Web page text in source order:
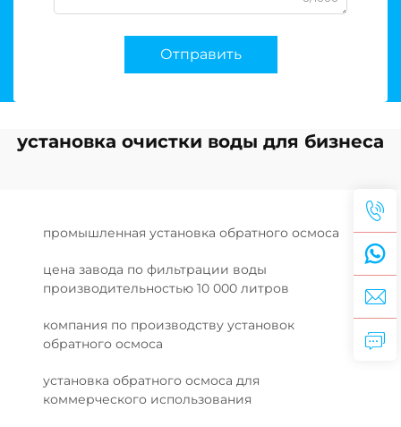
Отправить
установка очистки воды для бизнеса
промышленная установка обратного осмоса
цена завода по фильтрации воды
производительностью 10 000 литров
компания по производству установок
обратного осмоса
установка обратного осмоса для
коммерческого использования